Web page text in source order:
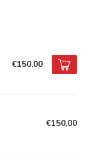
€150,00
€150,00